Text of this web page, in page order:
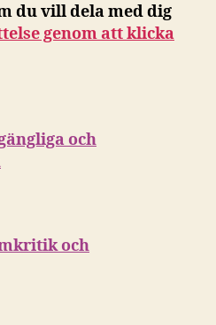
du vill dela med dig
genom att klicka
och
och